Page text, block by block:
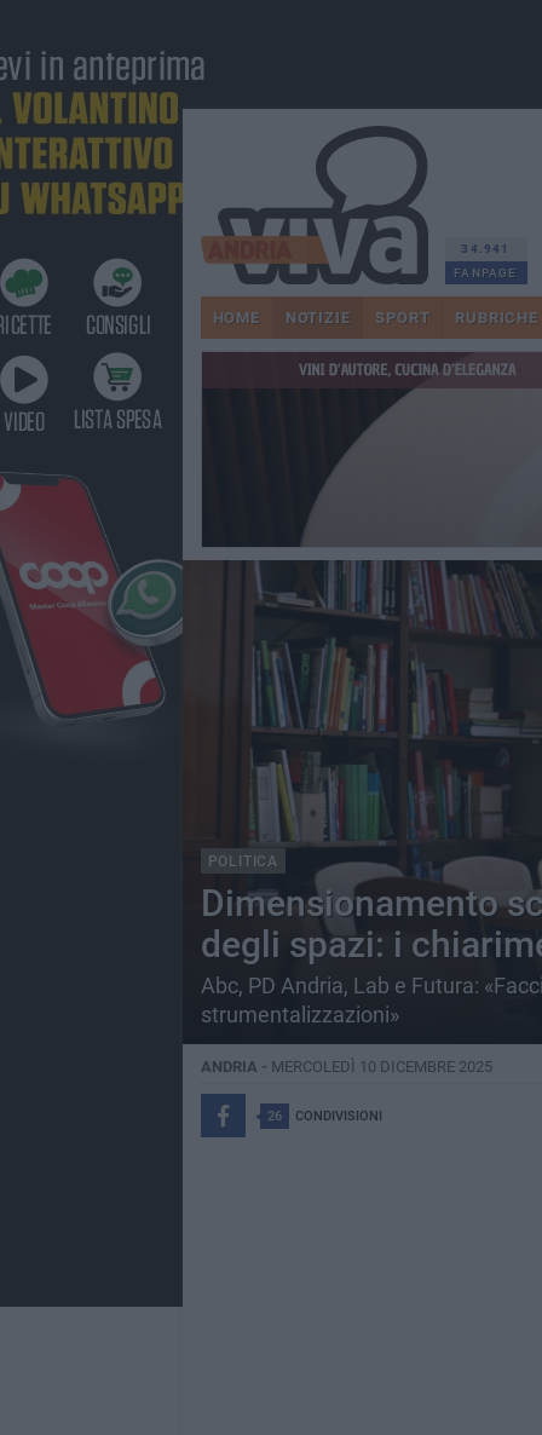
34.941
FANPAGE
HOME NOTIZIE SPORT RUBRICHE
POLITICA
Dimensionamento
degli spazi: i
Abc, PD Andria, Lab e Futura:
strumentalizzazioni»
ANDRIA - MERCOLEDÌ 10 DICEMBRE 2025
26 CONDIVISIONI